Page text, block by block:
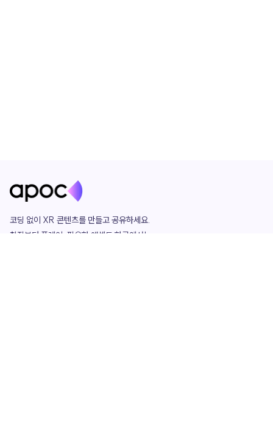
코딩 없이 XR 콘텐츠를 만들고 공유하세요.
창작부터 플레이, 필요한 애셋도 한곳에서!